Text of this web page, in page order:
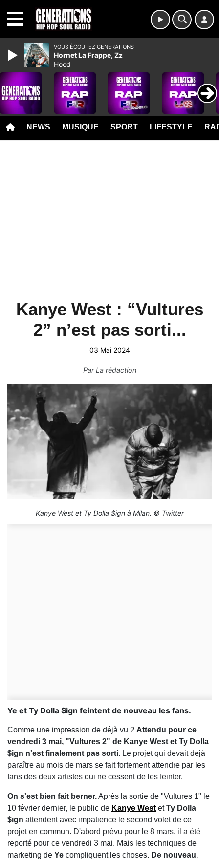
NEWS MUSIQUE SPORT LIFESTYLE
Kanye West : “Vultures
2” n’est pas sorti...
03 Mai 2024
ParLa rédaction
Kanye West et Ty Dolla $ign à Milan. © Twitter
Ye et Ty Dolla $ign feintent de nouveau les fans.
Comme une impression de déjà vu ? Attendu pour ce
vendredi 3 mai, "Vultures 2" de Kanye West et Ty Dolla
$ign n'est finalement pas sorti. Le projet qui devait déjà
paraître au mois de mars se fait fortement attendre par les
fans des deux artistes qui ne cessent de les feinter.
On s'est bien fait berner.Après la sortie de "Vultures 1" le
10 février dernier, le public de Kanye West etTy Dolla
$ign attendent avec impatience le second volet de ce
projet en commun. D'abord prévu pour le 8 mars, il a été
reporté pour ce vendredi 3 mai. Mais les techniques de
marketing de Ye compliquent les choses. De nouveau,
VOUS ÉCOUTEZ GENERATIONS
Hornet La Frappe, Zz
Hood